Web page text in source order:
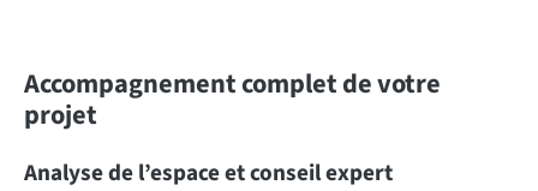
Accompagnement complet de votre
projet
Analyse de l’espace et conseil expert